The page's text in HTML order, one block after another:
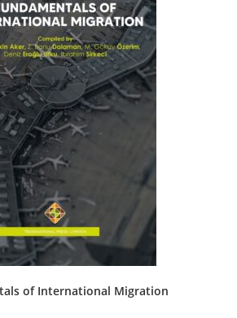
of International Migration